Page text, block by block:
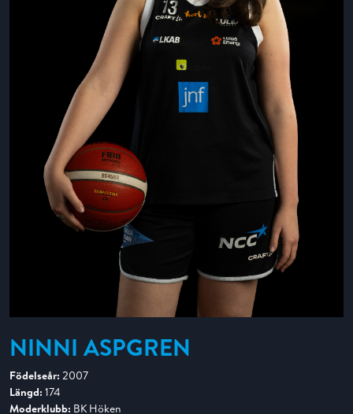
NINNI ASPGREN
Födelseår: 2007
Längd: 174
Moderklubb: BK Höken